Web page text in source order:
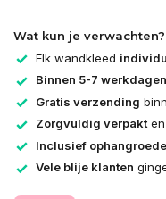
Wat kun je verwachten?
Elk wandkleed
Binnen 5-7 werkdagen
Gratis verzending
Zorgvuldig verpakten
Inclusief ophangroede
Vele blije klanten